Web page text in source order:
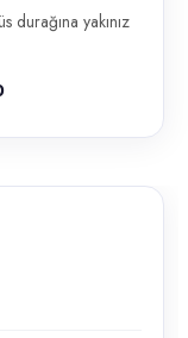
durağına yakınız